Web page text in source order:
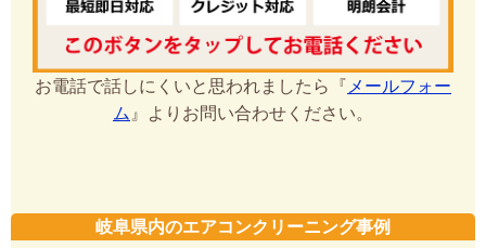
お電話で話しにくいと思われましたら『 メールフォー
ム 』よりお問い合わせください。
岐阜県内のエアコンクリーニング事例